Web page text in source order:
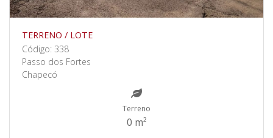
TERRENO / LOTE
Código: 338
Passo dos Fortes
Chapecó
Terreno
0 m²